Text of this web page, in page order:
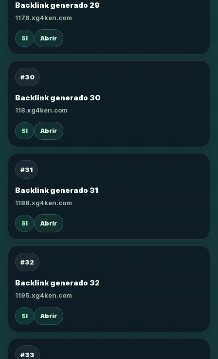
Backlink generado 29
1178.xg4ken.com
SI Abrir
#30
Backlink generado 30
118.xg4ken.com
SI Abrir
#31
Backlink generado 31
1188.xg4ken.com
SI Abrir
#32
Backlink generado 32
1195.xg4ken.com
SI Abrir
#33